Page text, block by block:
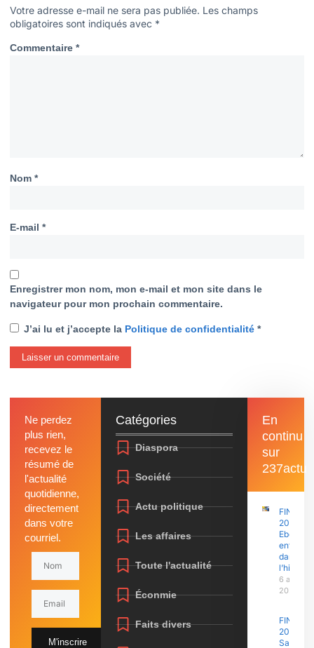
Votre adresse e-mail ne sera pas publiée. Les champs
obligatoires sont indiqués avec *
Commentaire *
Nom *
E-mail *
Enregistrer mon nom, mon e-mail et mon site dans le
navigateur pour mon prochain commentaire.
J’ai lu et j’accepte la Politique de confidentialité *
Ne perdez
plus rien,
recevez le
résumé de
l'actualité
quotidienne,
directement
dans votre
courriel.
M'inscrire
Catégories
Diaspora
Société
Actu politique
Les affaires
Toute l'actualité
Éconmie
Faits divers
En
continu
sur
237actu
FINAJU
2026 :
Ebolowa
entre
dans
l’histoire
6 août
2026
FINAJU
2026 :
Samuel